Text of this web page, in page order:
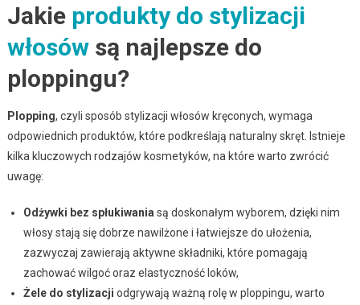
Jakie produkty do stylizacji
włosówsą najlepsze do
ploppingu?
Plopping, czyli sposób stylizacji włosów kręconych, wymaga
odpowiednich produktów, które podkreślają naturalny skręt. Istnieje
kilka kluczowych rodzajów kosmetyków, na które warto zwrócić
uwagę:
Odżywki bez spłukiwania są doskonałym wyborem, dzięki nim
włosy stają się dobrze nawilżone i łatwiejsze do ułożenia,
zazwyczaj zawierają aktywne składniki, które pomagają
zachować wilgoć oraz elastyczność loków,
Żele do stylizacji odgrywają ważną rolę w ploppingu, warto